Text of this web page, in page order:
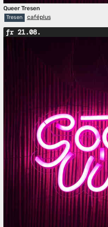
Queer Tresen
Tresen caféplus
fr 21.08.